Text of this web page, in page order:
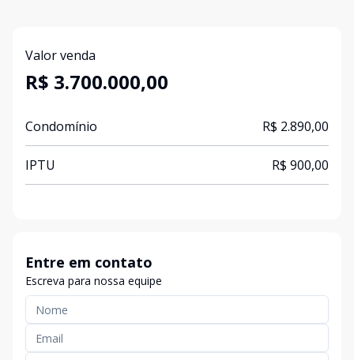
Valor venda
R$ 3.700.000,00
Condomínio R$ 2.890,00
IPTU R$ 900,00
Entre em contato
Escreva para nossa equipe